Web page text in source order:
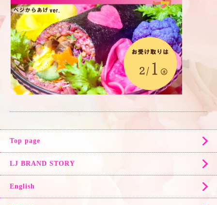
Top page
LJ BRAND STORY
English